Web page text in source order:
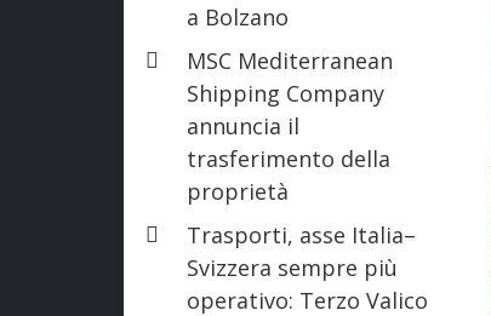
a Bolzano
MSC Mediterranean
Shipping Company
annuncia il
trasferimento della
proprietà
Trasporti, asse Italia–
Svizzera sempre più
operativo: Terzo Valico